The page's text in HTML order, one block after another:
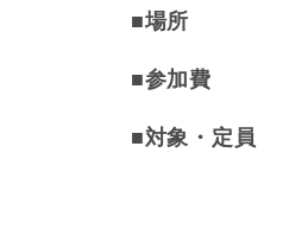
■場所
■参加費
■対象・定員